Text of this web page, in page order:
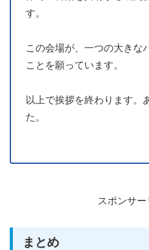
す。
この会場が、一つの大きな
ことを願っています。
以上で挨拶を終わります。
た。
スポンサー
まとめ